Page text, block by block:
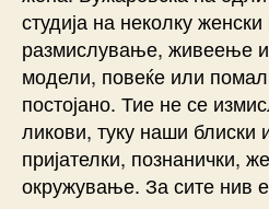
студија на неколку
размислување, живеење
модели, повеќе или
постојано. Тие не се
ликови, туку наши
пријателки, познанички,
окружување. За сите нив